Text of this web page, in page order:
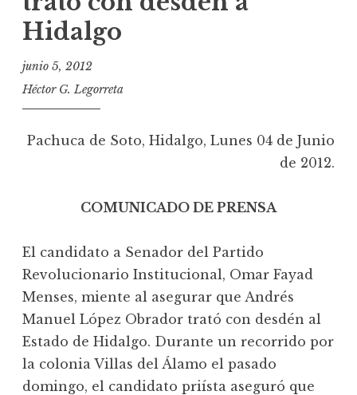
Hidalgo
junio 5, 2012
Héctor G. Legorreta
Pachuca de Soto, Hidalgo, Lunes 04 de Junio
de 2012.
COMUNICADO DE PRENSA
El candidato a Senador del Partido
Revolucionario Institucional, Omar Fayad
Menses, miente al asegurar que Andrés
Manuel López Obrador trató con desdén al
Estado de Hidalgo. Durante un recorrido por
la colonia Villas del Álamo el pasado
domingo, el candidato priísta aseguró que